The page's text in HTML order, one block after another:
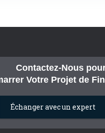
Contactez-Nous
Votre Projet de
Échanger avec un expert